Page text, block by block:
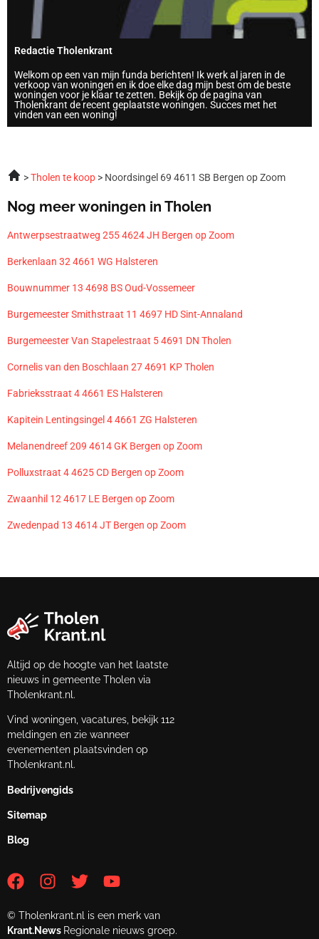
Redactie Tholenkrant
Welkom op een van mijn funda berichten! Ik werk al jaren in de
verkoop van woningen en ik doe elke dag mijn best om de beste
woningen voor je klaar te zetten. Bekijk op de pagina van
Tholenkrant de recent geplaatste woningen. Succes met het
vinden van een woning!
Tholen te koop Noordsingel 69 4611 SB Bergen op Zoom
Nog meer woningen in Tholen
Antwerpsestraatweg 255 4624 JH Bergen op Zoom
Berkenlaan 32 4661 WG Halsteren
Bouwnummer 13 4698 BS Oud-Vossemeer
Burgemeester Smithstraat 11 4697 HD Sint-Annaland
Burgemeester Van Stapelestraat 5 4691 DN Tholen
Cornelis van den Boschlaan 27 4691 KP Tholen
Fabrieksstraat 4 4661 ES Halsteren
Kapitein Lentingsingel 4 4661 ZG Halsteren
Melanendreef 209 4614 GK Bergen op Zoom
Polluxstraat 4 4625 CD Bergen op Zoom
Zwaanhil 12 4617 LE Bergen op Zoom
Zwedenpad 13 4614 JT Bergen op Zoom
Altijd op de hoogte van het laatste
nieuws in gemeente Tholen via
Tholenkrant.nl.
Vind woningen, vacatures, bekijk 112
meldingen en zie wanneer
evenementen plaatsvinden op
Tholenkrant.nl.
Bedrijvengids
Sitemap
Blog
© Tholenkrant.nl is een merk van
Krant.News Regionale nieuws groep.